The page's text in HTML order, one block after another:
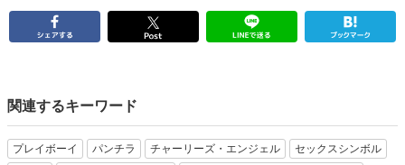
関連するキーワード
プレイボーイ パンチラ チャーリーズ・エンジェル
セックスシンボル